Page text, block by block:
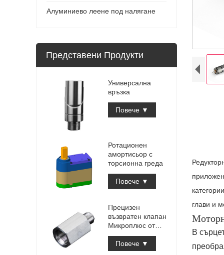
глави и
В
Алуминиево леене под налягане
Представени Продукти
Универсална
връзка
Повече ▼
Ротационен
амортисьор с
торсионна греда
Повече ▼
Прецизен
възвратен клапан
Микроплюс от
неръждаема
стомана
Повече ▼